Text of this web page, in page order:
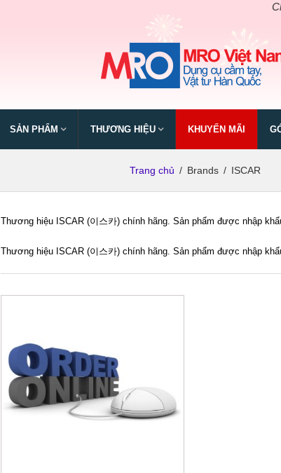
Chào
SẢN PHẨM THƯƠNG HIỆU KHUYẾN MÃI
Trang chủ / Brands / ISCAR
Thương hiệu ISCAR (이스카) chính hãng. Sản phẩm được nhập
Thương hiệu ISCAR (이스카) chính hãng. Sản phẩm được nhập